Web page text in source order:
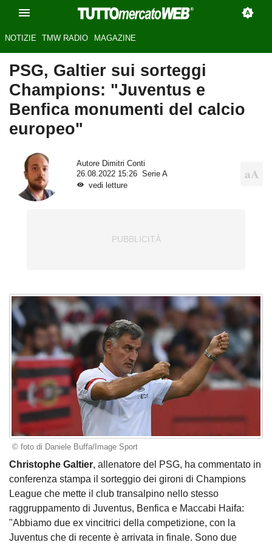
NOTIZIE TMW RADIO MAGAZINE
PSG, Galtier sui sorteggi
Champions: "Juventus e
Benfica monumenti del calcio
europeo"
Autore Dimitri Conti
26.08.2022 15:26
Serie A
vedi letture
© foto di Daniele Buffa/Image Sport
Christophe Galtier, allenatore del PSG, ha commentato in
conferenza stampa il sorteggio dei gironi di Champions
League che mette il club transalpino nello stesso
raggruppamento di Juventus, Benfica e Maccabi Haifa:
"Abbiamo due ex vincitrici della competizione, con la
Juventus che di recente è arrivata in finale. Sono due